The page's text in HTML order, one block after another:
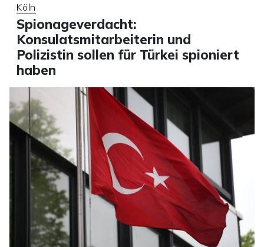
Köln
Spionageverdacht:
Konsulatsmitarbeiterin und
Polizistin sollen für Türkei spioniert
haben